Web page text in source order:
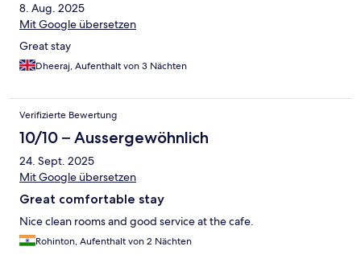
8. Aug. 2025
Mit Google übersetzen
Great stay
Dheeraj, Aufenthalt von 3 Nächten
Verifizierte Bewertung
10/10 – Aussergewöhnlich
24. Sept. 2025
Mit Google übersetzen
Great comfortable stay
Nice clean rooms and good service at the cafe.
Rohinton, Aufenthalt von 2 Nächten